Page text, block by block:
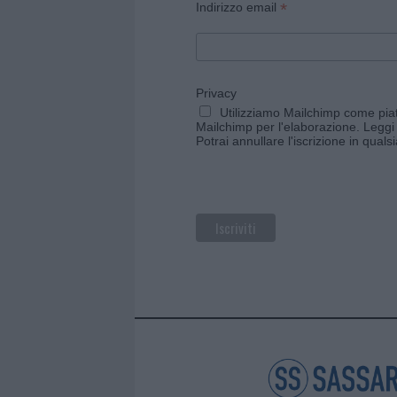
Indirizzo email *
Privacy
Utilizziamo Mailchimp come
Mailchimp per l'elaborazione.
Potrai annullare l'iscrizione in